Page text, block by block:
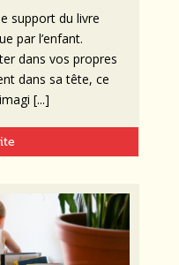
support du livre
par l’enfant.
dans vos propres
dans sa tête, ce
[...]